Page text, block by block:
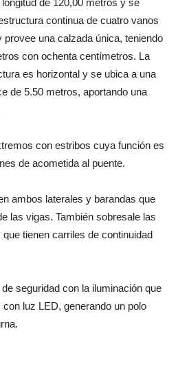
de 120,00 metros y se
continua de cuatro vanos
provee una calzada única, teniendo
con ochenta centímetros. La
es horizontal y se ubica a una
de 5.50 metros, aportando una
con estribos cuya función es
de acometida al puente.
ambos laterales y barandas que
las vigas. También sobresale las
tienen carriles de continuidad
seguridad con la iluminación que
luz LED, generando un polo